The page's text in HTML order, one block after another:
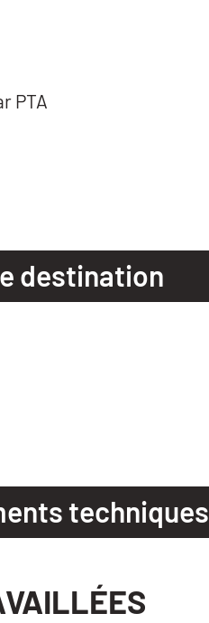
PTA
destination
techniques